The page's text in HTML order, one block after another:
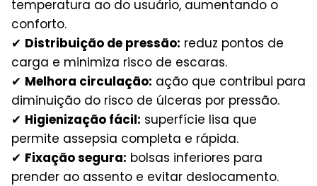
temperatura ao do usuário, aumentando o
conforto.
✔ Distribuição de pressão: reduz pontos de
carga e minimiza risco de escaras.
✔ Melhora circulação: ação que contribui para
diminuição do risco de úlceras por pressão.
✔ Higienização fácil: superfície lisa que
permite assepsia completa e rápida.
✔ Fixação segura: bolsas inferiores para
prender ao assento e evitar deslocamento.